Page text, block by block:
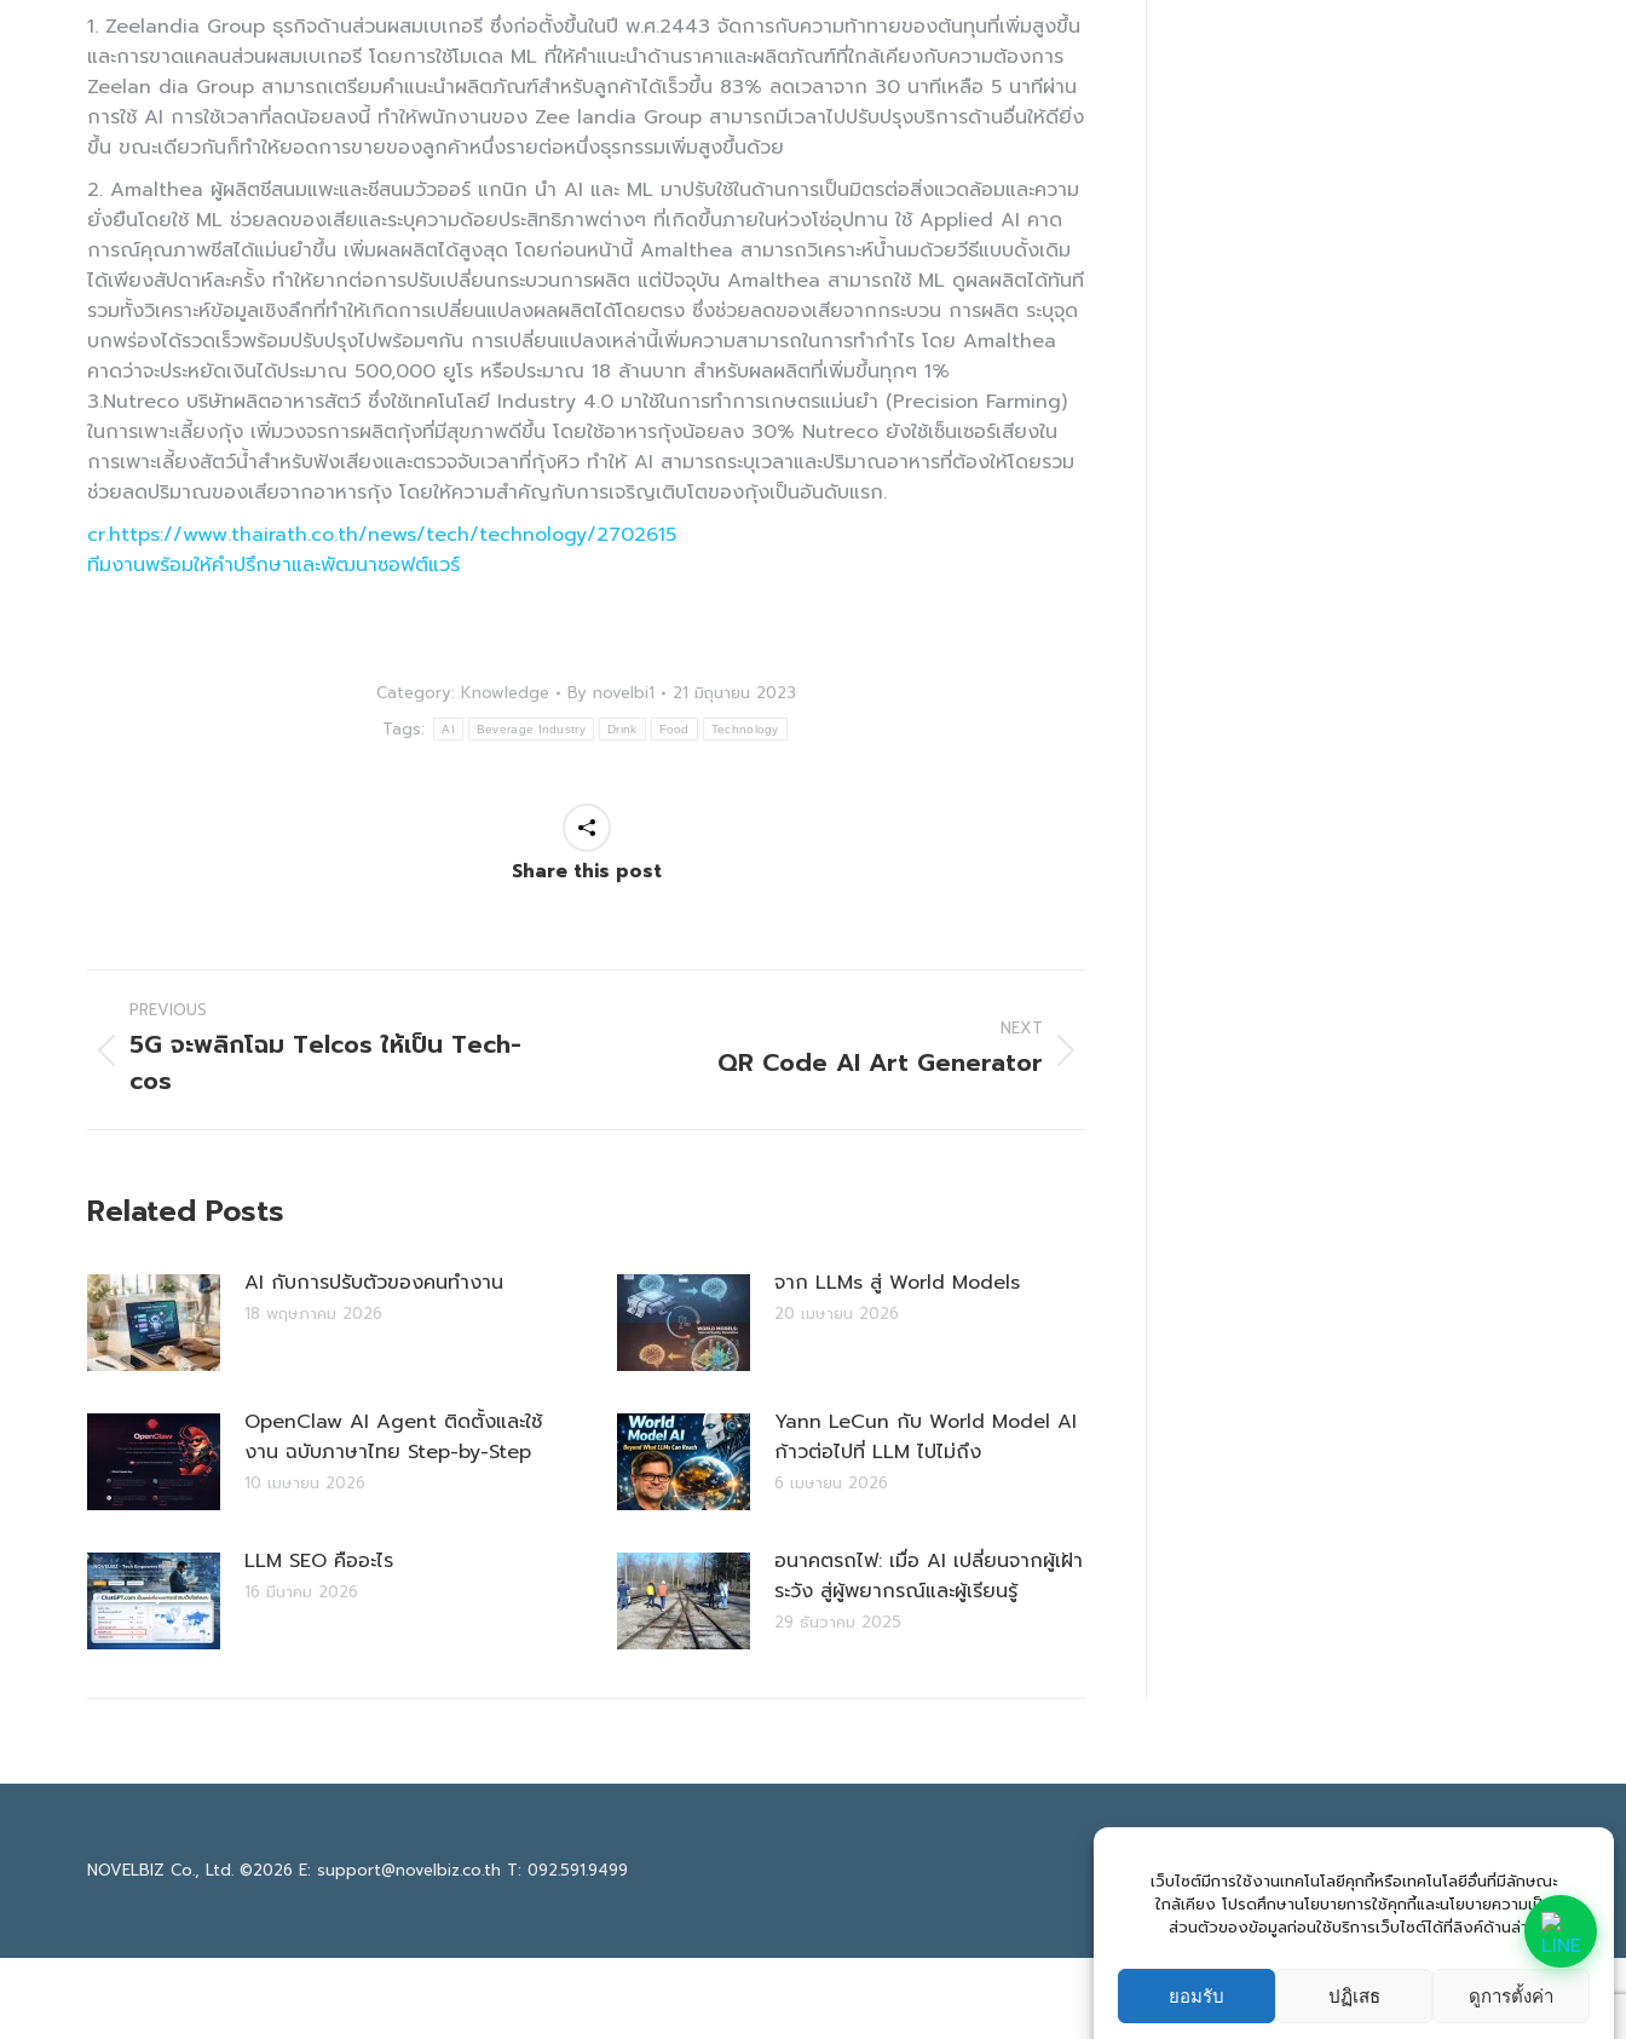
เว็บไซต์มีการใช้งานเทคโนโลยีคุกกี้หรือเทคโนโลยีอื่นที่มีลักษณะ
ใกล้เคียง โปรดศึกษานโยบายการใช้คุกกี้และนโยบายความเป็น
ส่วนตัวของข้อมูลก่อนใช้บริการเว็บไซต์ได้ที่ลิงค์ด้านล่าง
ยอมรับ ปฏิเสธ ดูการตั้งค่า
1. Zeelandia Group ธุรกิจด้านส่วนผสมเบเกอรี ซึ่งก่อตั้งขึ้นในปี พ.ศ.2443 จัดการกับความท้าทายของต้นทุนที่เพิ่มสูงขึ้น
และการขาดแคลนส่วนผสมเบเกอรี โดยการใช้โมเดล ML ที่ให้คำแนะนำด้านราคาและผลิตภัณฑ์ที่ใกล้เคียงกับความต้องการ
Zeelan dia Group สามารถเตรียมคำแนะนำผลิตภัณฑ์สำหรับลูกค้าได้เร็วขึ้น 83% ลดเวลาจาก 30 นาทีเหลือ 5 นาทีผ่าน
การใช้ AI การใช้เวลาที่ลดน้อยลงนี้ ทำให้พนักงานของ Zee landia Group สามารถมีเวลาไปปรับปรุงบริการด้านอื่นให้ดียิ่ง
ขึ้น ขณะเดียวกันก็ทำให้ยอดการขายของลูกค้าหนึ่งรายต่อหนึ่งธุรกรรมเพิ่มสูงขึ้นด้วย
2. Amalthea ผู้ผลิตชีสนมแพะและชีสนมวัวออร์ แกนิก นำ AI และ ML มาปรับใช้ในด้านการเป็นมิตรต่อสิ่งแวดล้อมและความ
ยั่งยืนโดยใช้ ML ช่วยลดของเสียและระบุความด้อยประสิทธิภาพต่างๆ ที่เกิดขึ้นภายในห่วงโซ่อุปทาน ใช้ Applied AI คาด
การณ์คุณภาพชีสได้แม่นยำขึ้น เพิ่มผลผลิตได้สูงสุด โดยก่อนหน้านี้ Amalthea สามารถวิเคราะห์น้ำนมด้วยวีธีแบบดั้งเดิม
ได้เพียงสัปดาห์ละครั้ง ทำให้ยากต่อการปรับเปลี่ยนกระบวนการผลิต แต่ปัจจุบัน Amalthea สามารถใช้ ML ดูผลผลิตได้ทันที
รวมทั้งวิเคราะห์ข้อมูลเชิงลึกที่ทำให้เกิดการเปลี่ยนแปลงผลผลิตได้โดยตรง ซึ่งช่วยลดของเสียจากกระบวน การผลิต ระบุจุด
บกพร่องได้รวดเร็วพร้อมปรับปรุงไปพร้อมๆกัน การเปลี่ยนแปลงเหล่านี้เพิ่มความสามารถในการทำกำไร โดย Amalthea
คาดว่าจะประหยัดเงินได้ประมาณ 500,000 ยูโร หรือประมาณ 18 ล้านบาท สำหรับผลผลิตที่เพิ่มขึ้นทุกๆ 1%
3.Nutreco บริษัทผลิตอาหารสัตว์ ซึ่งใช้เทคโนโลยี Industry 4.0 มาใช้ในการทำการเกษตรแม่นยำ (Precision Farming)
ในการเพาะเลี้ยงกุ้ง เพิ่มวงจรการผลิตกุ้งที่มีสุขภาพดีขึ้น โดยใช้อาหารกุ้งน้อยลง 30% Nutreco ยังใช้เซ็นเซอร์เสียงใน
การเพาะเลี้ยงสัตว์น้ำสำหรับฟังเสียงและตรวจจับเวลาที่กุ้งหิว ทำให้ AI สามารถระบุเวลาและปริมาณอาหารที่ต้องให้โดยรวม
ช่วยลดปริมาณของเสียจากอาหารกุ้ง โดยให้ความสำคัญกับการเจริญเติบโตของกุ้งเป็นอันดับแรก.
cr.https://www.thairath.co.th/news/tech/technology/2702615
ทีมงานพร้อมให้คำปรึกษาและพัฒนาซอฟต์แวร์
Category: Knowledge By novelbi1
21 มิถุนายน 2023
Tags:
AI Beverage Industry Drink Food Technology
Share this post
Post
navigation
PREVIOUS
Previous
post:
5G จะพลิกโฉม Telcos ให้เป็น Tech-
cos
NEXT
QR Code AI Art Generator
Related Posts
AI กับการปรับตัวของคนทำงาน
18 พฤษภาคม 2026
จาก LLMs สู่ World Models
20 เมษายน 2026
OpenClaw AI Agent ติดตั้งและใช้
งาน ฉบับภาษาไทย Step-by-Step
10 เมษายน 2026
Yann LeCun กับ World Model AI
ก้าวต่อไปที่ LLM ไปไม่ถึง
6 เมษายน 2026
LLM SEO คืออะไร
16 มีนาคม 2026
อนาคตรถไฟ: เมื่อ AI เปลี่ยนจากผู้เฝ้า
ระวัง สู่ผู้พยากรณ์และผู้เรียนรู้
29 ธันวาคม 2025
NOVELBIZ Co., Ltd. ©2026 E: support@novelbiz.co.th T: 092.591.9499 จำนวนผู้เข้าชม: 437